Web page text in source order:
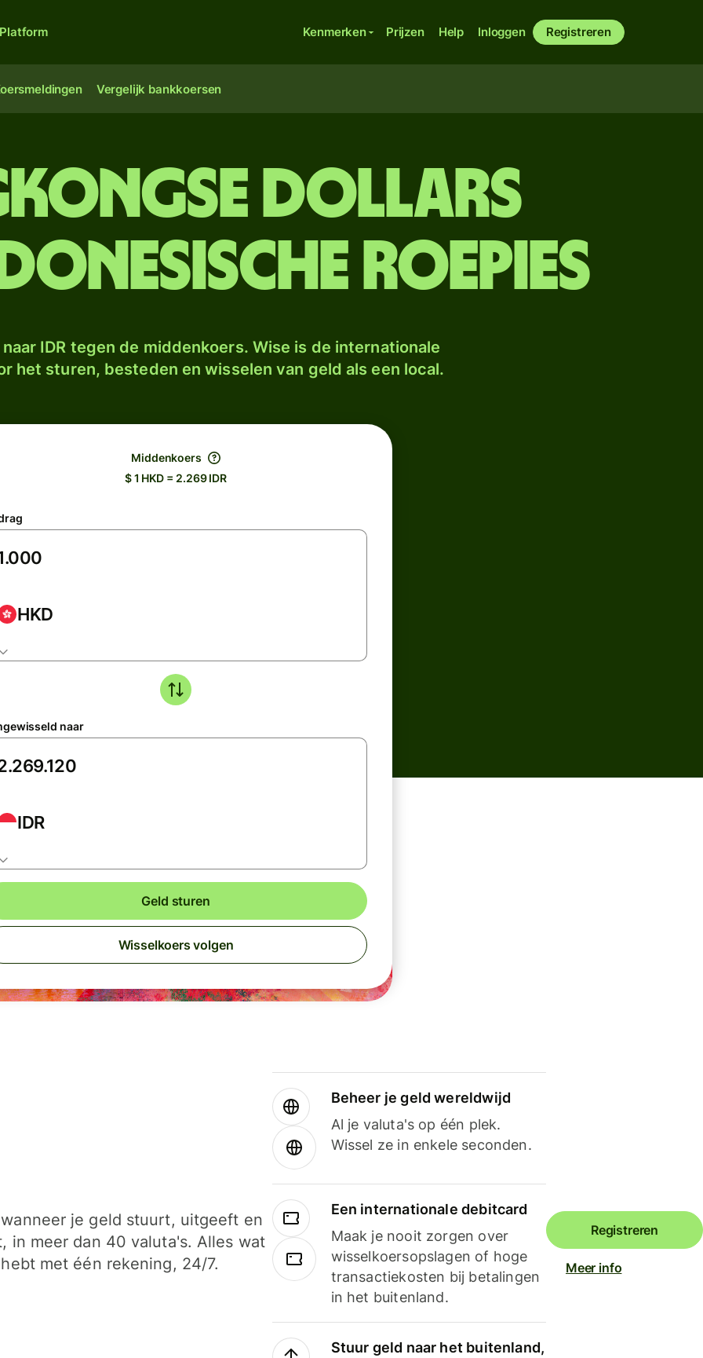
Platform Kenmerken Prijzen Help Inloggen Registreren
Vergelijk bankkoersen
dollars
roepies
IDR tegen de middenkoers. Wise is de internationale
het sturen, besteden en wisselen van geld als een local.
Middenkoers
$ 1 HKD = 2.269 IDR
HKD
naar
IDR
Geld sturen
Wisselkoers volgen
je geld stuurt, uitgeeft en
in meer dan 40 valuta's. Alles wat
met één rekening, 24/7.
Beheer je geld wereldwijd
Al je valuta's op één plek.
Wissel ze in enkele seconden.
Een internationale debitcard
Maak je nooit zorgen over
wisselkoersopslagen of hoge
transactiekosten bij betalingen
in het buitenland.
Stuur geld naar het buitenland,
Registreren
Meer info